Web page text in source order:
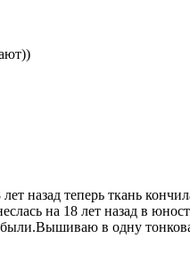
назад теперь ткань
на 18 лет назад в
были.Вышиваю в одну